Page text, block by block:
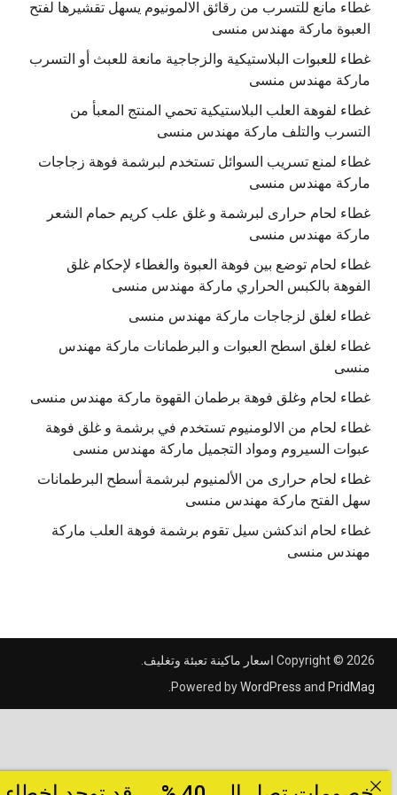
غطاء مانع للتسرب من رقائق الالمونيوم يسهل تقشيرها لفتح
العبوة ماركة مهندس منسى
غطاء للعبوات البلاستيكية والزجاجية مانعة للعبث أو التسرب
ماركة مهندس منسى
غطاء لفوهة العلب البلاستيكية تحمي المنتج المعبأ من
التسرب والتلف ماركة مهندس منسى
غطاء لمنع تسريب السوائل تستخدم لبرشمة فوهة زجاجات
ماركة مهندس منسى
غطاء لحام حرارى لبرشمة و غلق علب كريم حمام الشعر
ماركة مهندس منسى
غطاء لحام توضع بين فوهة العبوة والغطاء لإحكام غلق
الفوهة بالكبس الحراري ماركة مهندس منسى
غطاء لغلق لزجاجات ماركة مهندس منسى
غطاء لغلق اسطح العبوات و البرطمانات ماركة مهندس
منسى
غطاء لحام وغلق فوهة برطمان القهوة ماركة مهندس منسى
غطاء لحام من الالومنيوم تستخدم في برشمة و غلق فوهة
عبوات السيروم ومواد التجميل ماركة مهندس منسى
غطاء لحام حرارى من الألمنيوم لبرشمة أسطح البرطمانات
سهل الفتح ماركة مهندس منسى
غطاء لحام اندكشن سيل تقوم برشمة فوهة العلب ماركة
مهندس منسى
Copyright © 2026اسعار ماكينة تعبئة وتغليف
Powered byWordPressandPridMag
.